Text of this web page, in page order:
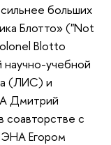
больших
Блотто» ("Not
Blotto
учебной
(ЛИС) и
Дмитрий
соавторстве с
Егором